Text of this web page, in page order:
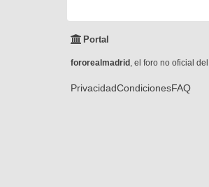
Portal
fororealmadrid , el foro no oficial
PrivacidadCondicionesFAQ